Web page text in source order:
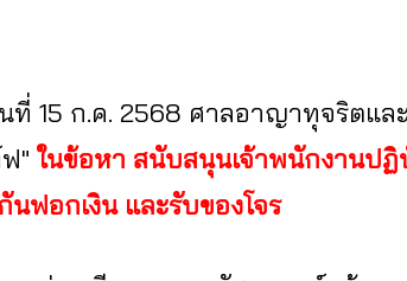
วันที่ 15 ก.ค. 2568 ศาลอาญาทุจริต
ฟ"ในข้อหา สนับสนุนเจ้าพนักงานป
ฟอกเงิน และรับของโจร